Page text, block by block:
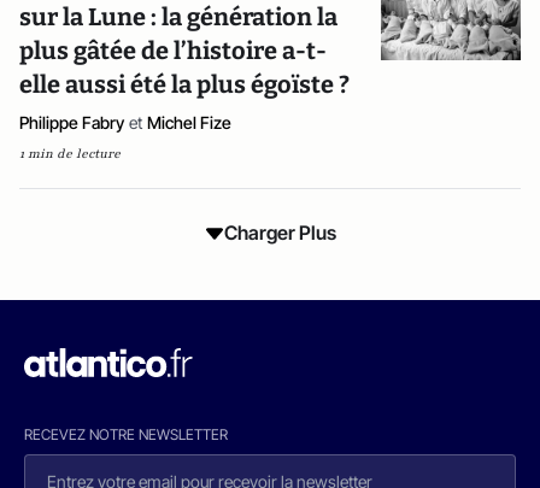
sur la Lune : la génération la
plus gâtée de l’histoire a-t-
elle aussi été la plus égoïste ?
Philippe Fabry et Michel Fize
1 min de lecture
Charger Plus
RECEVEZ NOTRE NEWSLETTER